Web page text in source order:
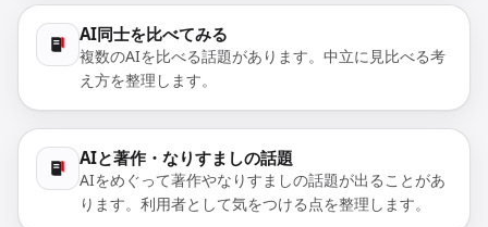
AI同士を比べてみる
複数のAIを比べる話題があります。中立に見比べる考
え方を整理します。
AIと著作・なりすましの話題
AIをめぐって著作やなりすましの話題が出ることがあ
ります。利用者として気をつける点を整理します。